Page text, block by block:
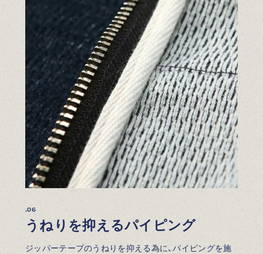
.06
うねりを抑えるパイピング
ジッパーテープのうねりを抑える為に、パイピングを施